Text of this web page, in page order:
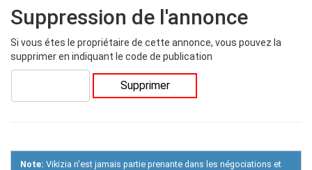
Suppression de l'annonce
Si vous étes le propriétaire de cette annonce, vous pouvez la
supprimer en indiquant le code de publication
Supprimer
Note: Vikizia n'est jamais partie prenante dans les négociations et